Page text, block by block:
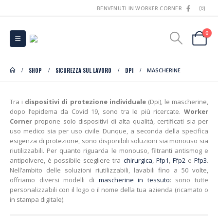
BENVENUTI IN WORKER CORNER
0
SHOP SICUREZZA SUL LAVORO DPI MASCHERINE
Tra i dispositivi di protezione individuale(Dpi), le mascherine,
dopo l’epidema da Covid 19, sono tra le più ricercate. Worker
Corner propone solo dispositivi di alta qualità, certificati sia per
uso medico sia per uso civile. Dunque, a seconda della specifica
esigenza di protezione, sono disponibili soluzioni sia monouso sia
riutilizzabili. Per quanto riguarda le monouso, filtranti antismog e
antipolvere, è possibile scegliere tra chirurgica, Ffp1, Ffp2eFfp3.
Nell’ambito delle soluzioni riutilizzabili, lavabili fino a 50 volte,
offriamo diversi modelli di mascherine in tessuto: sono tutte
personalizzabili con il logo o il nome della tua azienda (ricamato o
in stampa digitale).